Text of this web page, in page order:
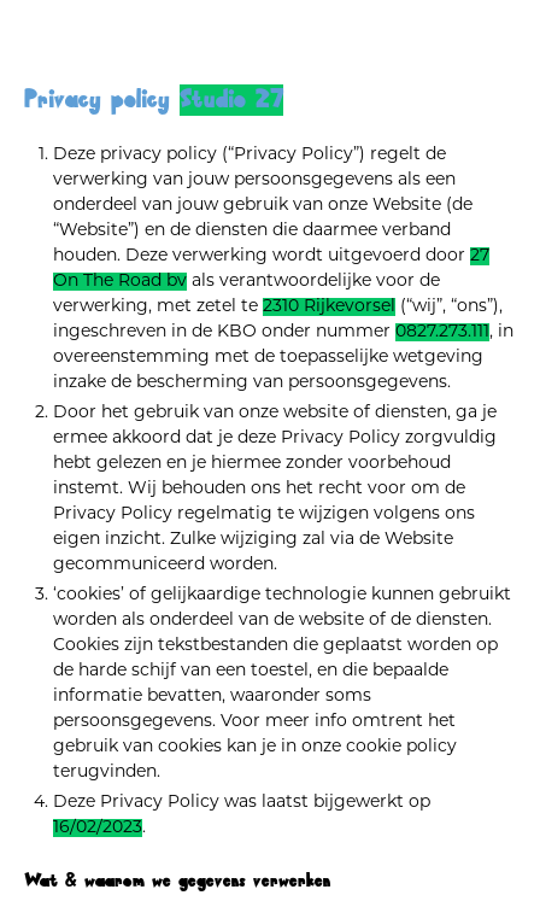
Privacy policy Studio 27
Deze privacy policy (“Privacy Policy”) regelt de
verwerking van jouw persoonsgegevens als een
onderdeel van jouw gebruik van onze Website (de
“Website”) en de diensten die daarmee verband
houden. Deze verwerking wordt uitgevoerd door 27
On The Road bv als verantwoordelijke voor de
verwerking, met zetel te 2310 Rijkevorsel (“wij”, “ons”),
ingeschreven in de KBO onder nummer 0827.273.111, in
overeenstemming met de toepasselijke wetgeving
inzake de bescherming van persoonsgegevens.
Door het gebruik van onze website of diensten, ga je
ermee akkoord dat je deze Privacy Policy zorgvuldig
hebt gelezen en je hiermee zonder voorbehoud
instemt. Wij behouden ons het recht voor om de
Privacy Policy regelmatig te wijzigen volgens ons
eigen inzicht. Zulke wijziging zal via de Website
gecommuniceerd worden.
‘cookies’ of gelijkaardige technologie kunnen gebruikt
worden als onderdeel van de website of de diensten.
Cookies zijn tekstbestanden die geplaatst worden op
de harde schijf van een toestel, en die bepaalde
informatie bevatten, waaronder soms
persoonsgegevens. Voor meer info omtrent het
gebruik van cookies kan je in onze cookie policy
terugvinden.
Deze Privacy Policy was laatst bijgewerkt op
16/02/2023.
Wat & waarom we gegevens verwerken